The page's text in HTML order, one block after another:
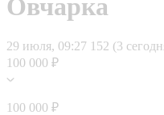
Овчарка
29 июля, 09:27 152 (3
100 000 ₽
100 000 ₽